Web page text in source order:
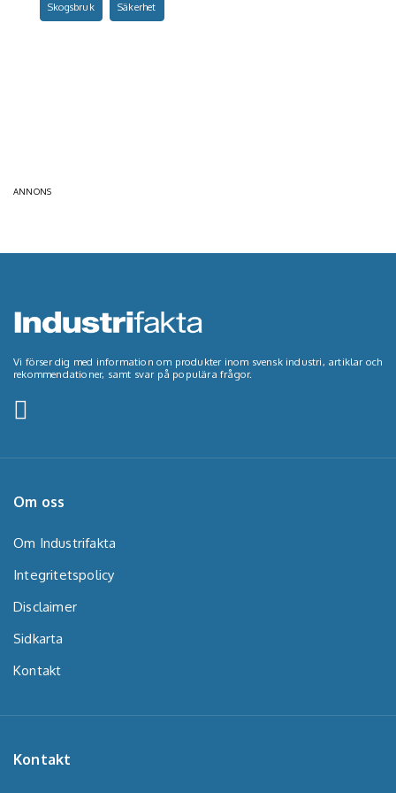
Skogsbruk Säkerhet
ANNONS
Vi förser dig med information om produkter inom svensk industri, artiklar och
rekommendationer, samt svar på populära frågor.
Om oss
Om Industrifakta
Integritetspolicy
Disclaimer
Sidkarta
Kontakt
Kontakt